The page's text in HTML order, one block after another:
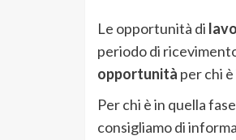
Le opportunità di
periodo di
opportunità per chi
Per chi è in quella
consigliamo di